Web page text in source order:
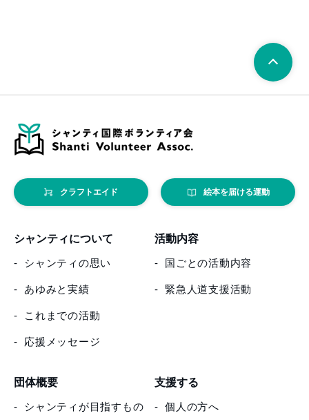
クラフトエイド 絵本を届ける運動
シャンティについて
シャンティの思い
あゆみと実績
これまでの活動
応援メッセージ
活動内容
国ごとの活動内容
緊急人道支援活動
団体概要
シャンティが目指すもの
支援する
個人の方へ